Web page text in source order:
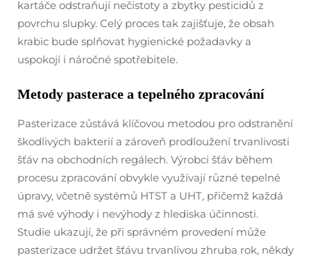
kartáče odstraňují nečistoty a zbytky pesticidů z
povrchu slupky. Celý proces tak zajišťuje, že obsah
krabic bude splňovat hygienické požadavky a
uspokojí i náročné spotřebitele.
Metody pasterace a tepelného zpracování
Pasterizace zůstává klíčovou metodou pro odstranění
škodlivých bakterií a zároveň prodloužení trvanlivosti
šťáv na obchodních regálech. Výrobci šťáv během
procesu zpracování obvykle využívají různé tepelné
úpravy, včetně systémů HTST a UHT, přičemž každá
má své výhody i nevýhody z hlediska účinnosti.
Studie ukazují, že při správném provedení může
pasterizace udržet šťávu trvanlivou zhruba rok, někdy